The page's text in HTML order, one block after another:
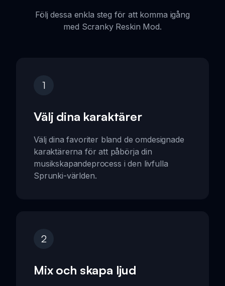
Följ dessa enkla steg för att komma igång
med Scranky Reskin Mod.
1
Välj dina karaktärer
Välj dina favoriter bland de omdesignade
karaktärerna för att påbörja din
musikskapandeprocess i den livfulla
Sprunki-världen.
2
Mix och skapa ljud